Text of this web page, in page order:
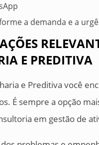
a demanda e a
E PREDITIVA
e Preditiva você
É sempre a opção
em gestão de